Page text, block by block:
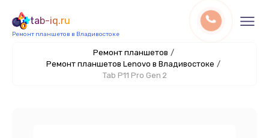
tab-iq.ru
Ремонт планшетов в Владивостоке
Ремонт планшетов /
Ремонт планшетов Lenovo в Владивостоке /
Tab P11 Pro Gen 2